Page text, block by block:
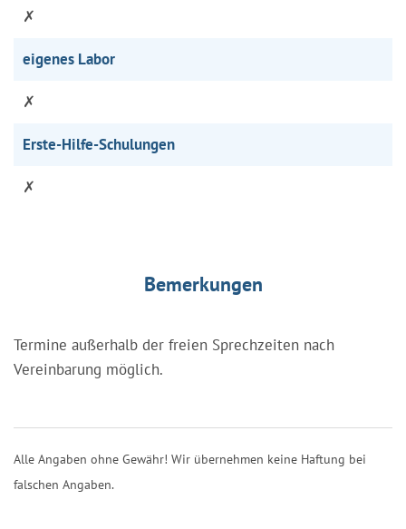
✗
eigenes Labor
✗
Erste-Hilfe-Schulungen
✗
Bemerkungen
Termine außerhalb der freien Sprechzeiten nach
Vereinbarung möglich.
Alle Angaben ohne Gewähr! Wir übernehmen keine Haftung bei
falschen Angaben.